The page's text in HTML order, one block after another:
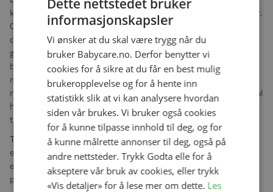
kombinasjon av komfort, funksjonalitet og ytelse på alle overflater.
Opplev enestående manøvrerbarhet med dens slanke og lette
design, og store 16" luftfylte dekk for overlegen fjæring. Enten du
går gjennom byen eller overvinner røffe terreng, leverer denne
barnevognen en jevn og komfortabel tur. Det svingbare forhjulet
manøvrerer enkelt gjennom folkemengder og låses lett på plass
når du skal opp i høyere tempo. Vridningshåndbremsen gir optimal
hastighetskontroll for sikkerhet, enten på fortau eller kupert
terreng.
Thule Urban Glide 3 er ikke bare praktisk, men også praktisk. Den
enkle sammenleggingen med én hånd gjør lagring og transport til
en lek. Den romslige lastekurven med glidelåstopp har rikelig med
plass til å ta med det du trenger for dine eventyr.
informasjonskapsler
Vi ønsker at du skal være trygg når du
bruker Babycare.no. Derfor benytter vi
cookies for å sikre at du får en best mulig
brukeropplevelse og for å hente inn
statistikk slik at vi kan analysere hvordan
siden vår brukes. Vi bruker også cookies
for å kunne tilpasse innhold til deg, og for
å kunne målrette annonser til deg, også på
andre nettsteder. Trykk Godta elle for å
akseptere vår bruk av cookies, eller trykk
«Vis detaljer» for å lese mer om dette. Les